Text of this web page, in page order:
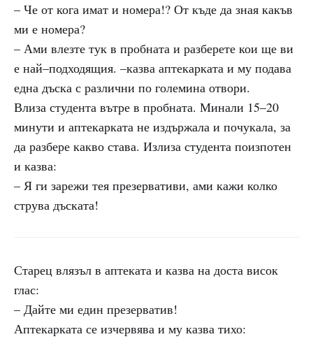
– Че от кога имат и номера!? От къде да зная какъв
ми е номера?
– Ами влезте тук в пробната и разберете кои ще ви
е най–подходящия. –казва аптекарката и му подава
една дъска с различни по големина отвори.
Влиза студента вътре в пробната. Минали 15–20
минути и аптекарката не издържала и почукала, за
да разбере какво става. Излиза студента поизпотен
и казва:
– Я ги зарежи тея презервативи, ами кажи колко
струва дъската!
Старец влязъл в аптеката и казва на доста висок
глас:
– Дайте ми един презерватив!
Аптекарката се изчервява и му казва тихо: